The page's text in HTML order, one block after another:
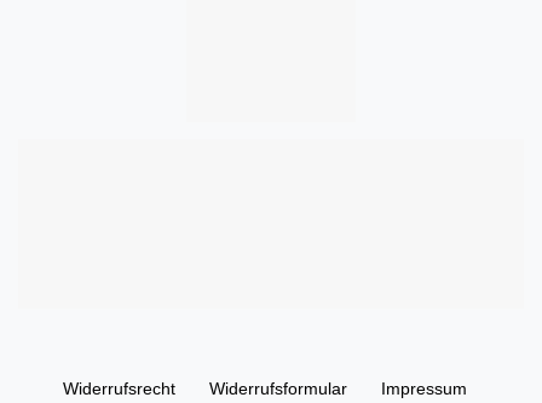
Widerrufs­recht Widerrufs­formular Impressum